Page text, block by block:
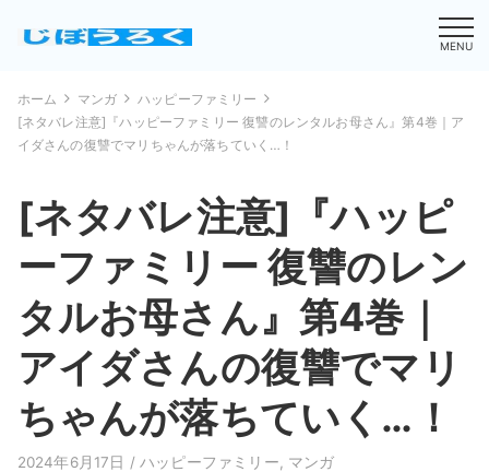
MENU
ホーム マンガ
ハッピーファミリー
[ネタバレ注意]『ハッピーファミリー 復讐のレンタルお母さん』第4巻｜ア
イダさんの復讐でマリちゃんが落ちていく…！
[ネタバレ注意]『ハッピ
ーファミリー 復讐のレン
タルお母さん』第4巻｜
アイダさんの復讐でマリ
ちゃんが落ちていく…！
2024年6月17日 /ハッピーファミリー マンガ